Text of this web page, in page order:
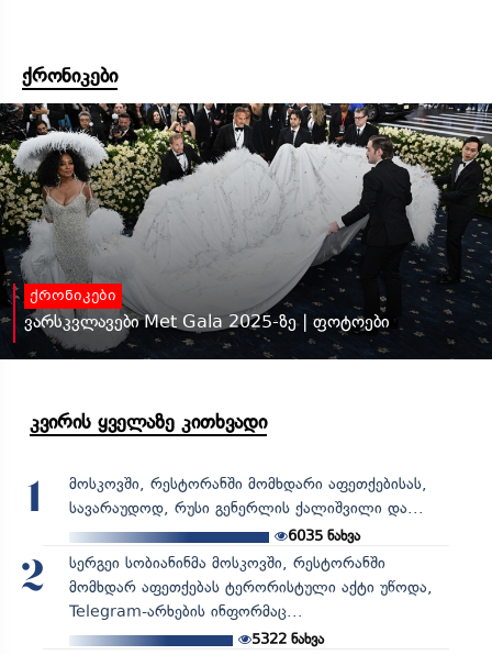
ქრონიკები
ქრონიკები
ვარსკვლავები Met Gala 2025-ზე | ფოტოები
კვირის ყველაზე კითხვადი
1
მოსკოვში, რესტორანში მომხდარი აფეთქებისას,
სავარაუდოდ, რუსი გენერლის ქალიშვილი და...
6035 ნახვა
2
სერგეი სობიანინმა მოსკოვში, რესტორანში
მომხდარ აფეთქებას ტერორისტული აქტი უწოდა,
Telegram-არხების ინფორმაც...
5322ნახვა